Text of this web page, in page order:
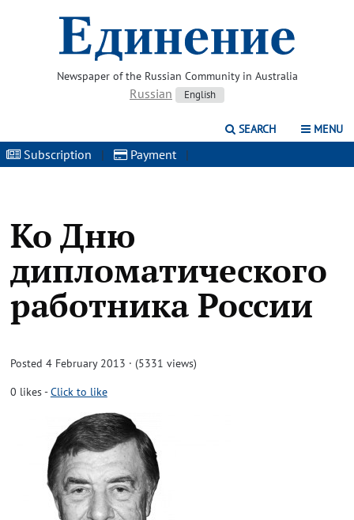
Newspaper of the Russian Community in Australia
Russian English
SEARCH MENU
Subscription | Payment |
Ко Дню
дипломатического
работника России
Posted 4 February 2013 · (5331 views)
0 likes-Click to like